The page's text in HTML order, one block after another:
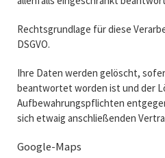
Rechtsgrundlage für diese
DSGVO.
Ihre Daten werden gelöscht,
beantwortet worden ist und der
Aufbewahrungspflichten
sich etwaig anschließenden
Google-Maps